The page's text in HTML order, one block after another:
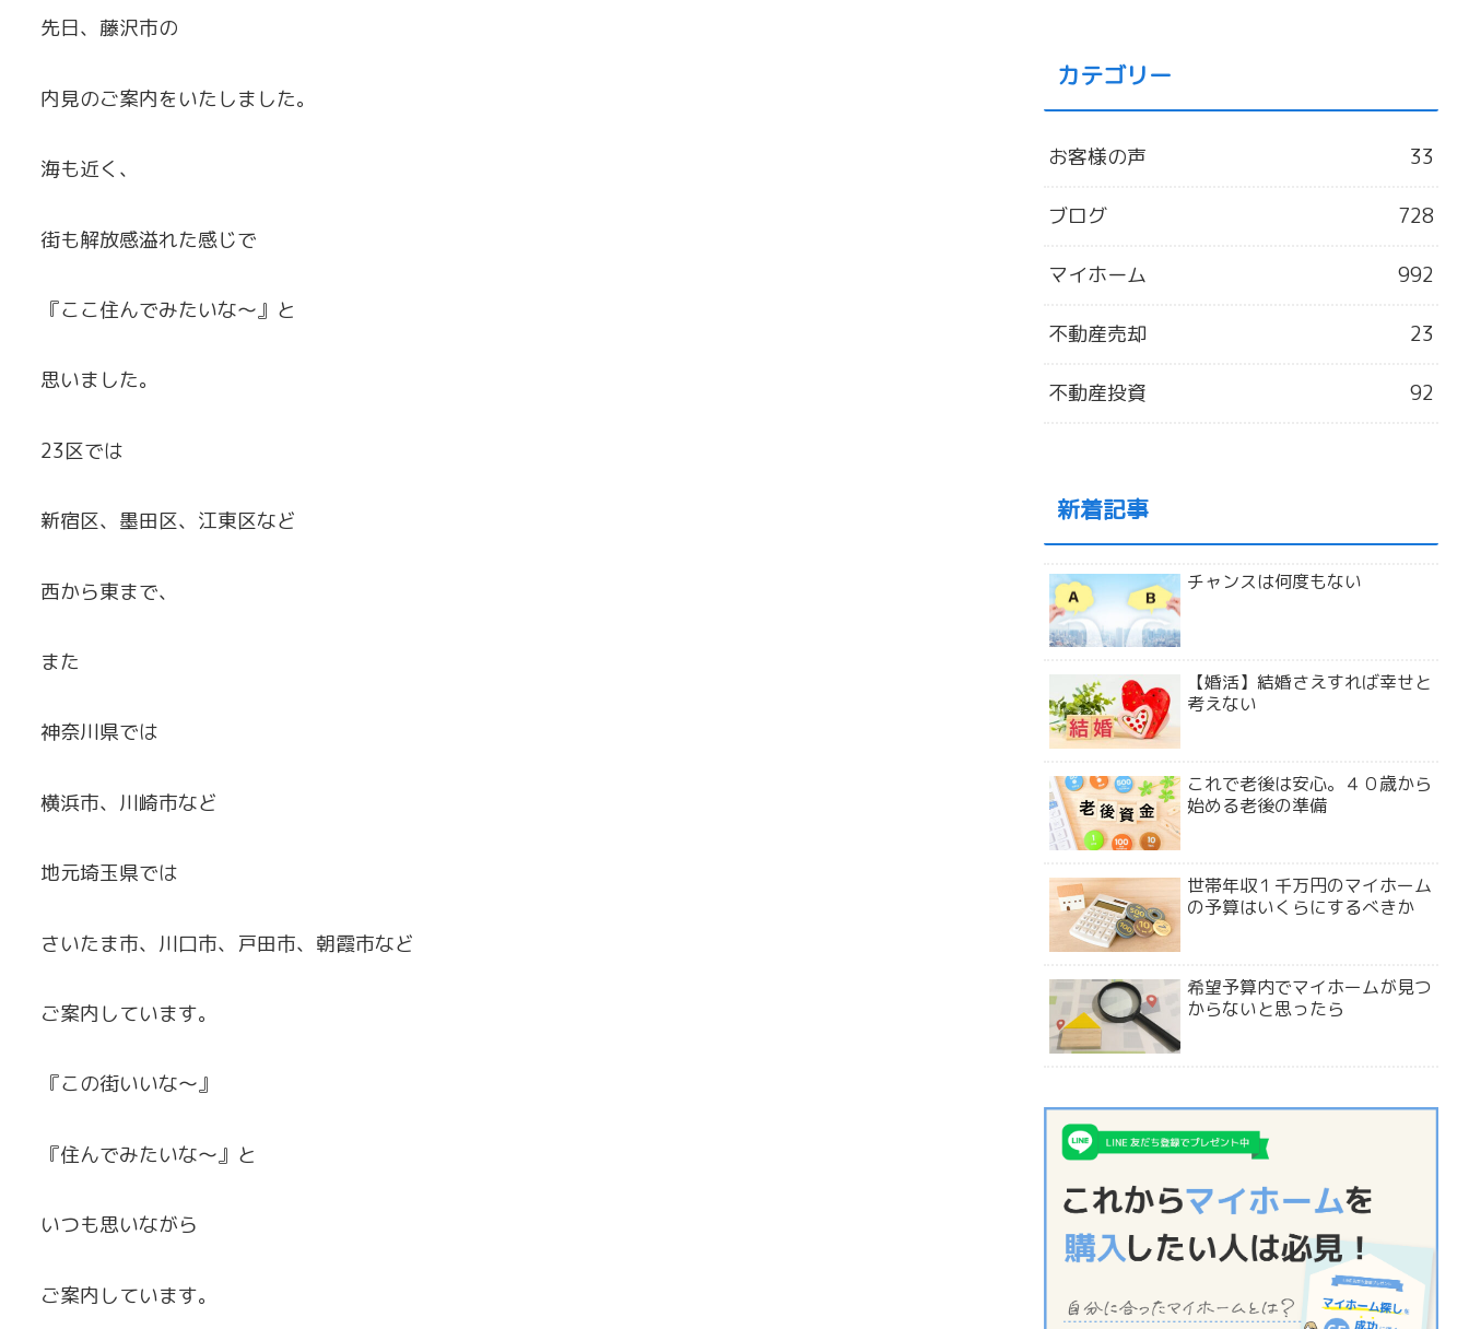
先日、藤沢市の
内見のご案内をいたしました。
海も近く、
街も解放感溢れた感じで
『ここ住んでみたいな～』と
思いました。
23区では
新宿区、墨田区、江東区など
西から東まで、
また
神奈川県では
横浜市、川崎市など
地元埼玉県では
さいたま市、川口市、戸田市、朝霞市など
ご案内しています。
『この街いいな～』
『住んでみたいな～』と
いつも思いながら
ご案内しています。
カテゴリー
お客様の声 33
ブログ 728
マイホーム 992
不動産売却 23
不動産投資 92
新着記事
チャンスは何度もない
【婚活】結婚さえすれば幸せと
考えない
これで老後は安心。４０歳から
始める老後の準備
世帯年収１千万円のマイホーム
の予算はいくらにするべきか
希望予算内でマイホームが見つ
からないと思ったら